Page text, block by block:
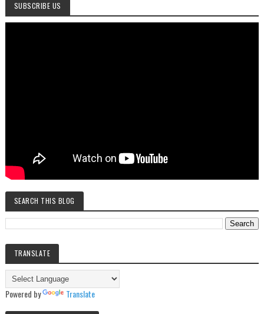
SUBSCRIBE US
SEARCH THIS BLOG
TRANSLATE
Powered by Translate